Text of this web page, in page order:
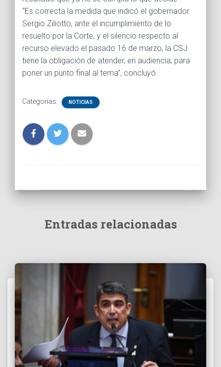
“Es correcta la medida que indicó el gobernador
Sergio Ziliotto, ante el incumplimiento de lo
resuelto por la Corte, y el silencio respecto al
recurso elevado el pasado 16 de marzo, la CSJ
tiene la obligación de atender, en audiencia, para
poner un punto final al tema”, concluyó.
Categorías: NOTICIAS
Entradas relacionadas